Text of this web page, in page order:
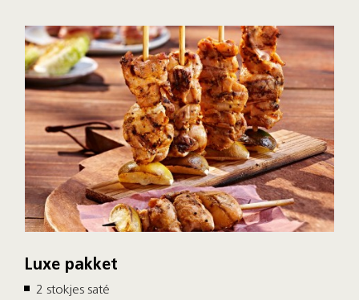
Luxe pakket
2 stokjes saté